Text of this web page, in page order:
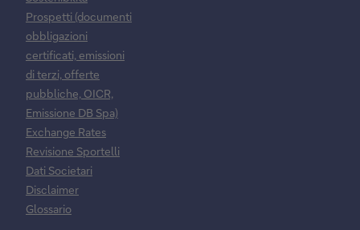
Prospetti (documenti
obbligazioni
certificati, emissioni
di terzi, offerte
pubbliche, OICR,
Emissione DB Spa)
Exchange Rates
Revisione Sportelli
Dati Societari
Disclaimer
Glossario